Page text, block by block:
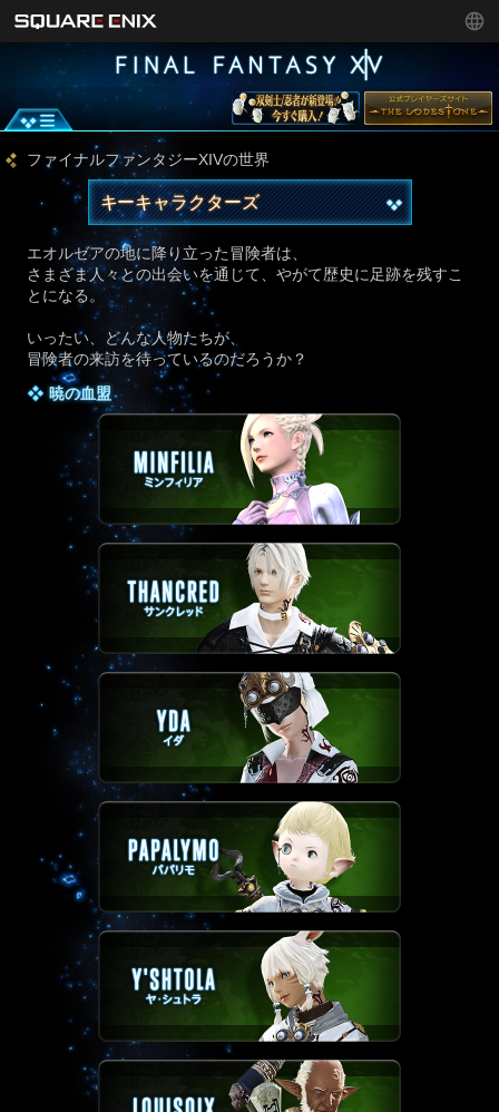
ファイナルファンタジーXIVの世界
キーキャラクターズ
エオルゼアの地に降り立った冒険者は、
さまざま人々との出会いを通じて、やがて歴史に足跡を残すこ
とになる。
いったい、どんな人物たちが、
冒険者の来訪を待っているのだろうか？
暁の血盟